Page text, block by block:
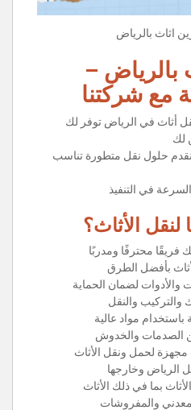
اثاث بالرياض
بالرياض –
مع شركتنا
أثاث في الرياض توفر لك
لك
حلول نقل متطورة تناسب
في التنفيذ
لنقل الأثاث؟
فريقًا محترفًا ومدربًا
بأفضل الطرق
والأدوات لضمان الحماية
والتركيب والنقل
مواد عالية
الصدمات والخدوش
لحمل ونقل الأثاث
الرياض وخارجها
بما في ذلك الأثاث
والمفروشات